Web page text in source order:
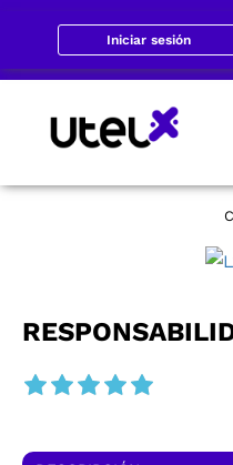
Iniciar sesión